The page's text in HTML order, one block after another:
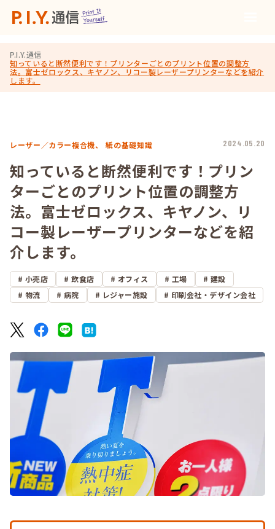
P.I.Y.通信
知っていると断然便利です！プリンターごとのプリント位置の調整方
法。富士ゼロックス、キヤノン、リコー製レーザープリンターなどを紹介
します。
レーザー／カラー複合機、 紙の基礎知識 2024.05.20
知っていると断然便利です！プリン
ターごとのプリント位置の調整方
法。富士ゼロックス、キヤノン、リ
コー製レーザープリンターなどを紹
介します。
小売店 飲食店 オフィス 工場
建設
物流
病院 レジャー施設 印刷会社・デザイン会社